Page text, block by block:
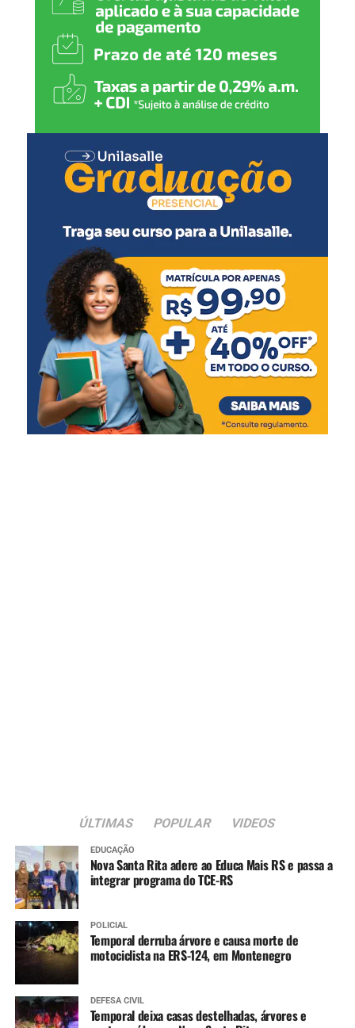
ÚLTIMAS POPULAR VIDEOS
EDUCAÇÃO
Nova Santa Rita adere ao Educa Mais RS e passa a
integrar programa do TCE-RS
POLICIAL
Temporal derruba árvore e causa morte de
motociclista na ERS-124, em Montenegro
DEFESA CIVIL
Temporal deixa casas destelhadas, árvores e